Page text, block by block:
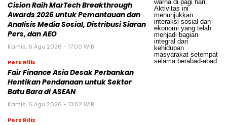
Cision Raih MarTech Breakthrough
Awards 2026 untuk Pemantauan dan
Analisis Media Sosial, Distribusi Siaran
Pers, dan AEO
Kamis, 6 Agu 2026 - 17:00 WIB
Pers Rilis
Fair Finance Asia Desak Perbankan
Hentikan Pendanaan untuk Sektor
Batu Bara di ASEAN
Kamis, 6 Agu 2026 - 13:02 WIB
Pers Rilis